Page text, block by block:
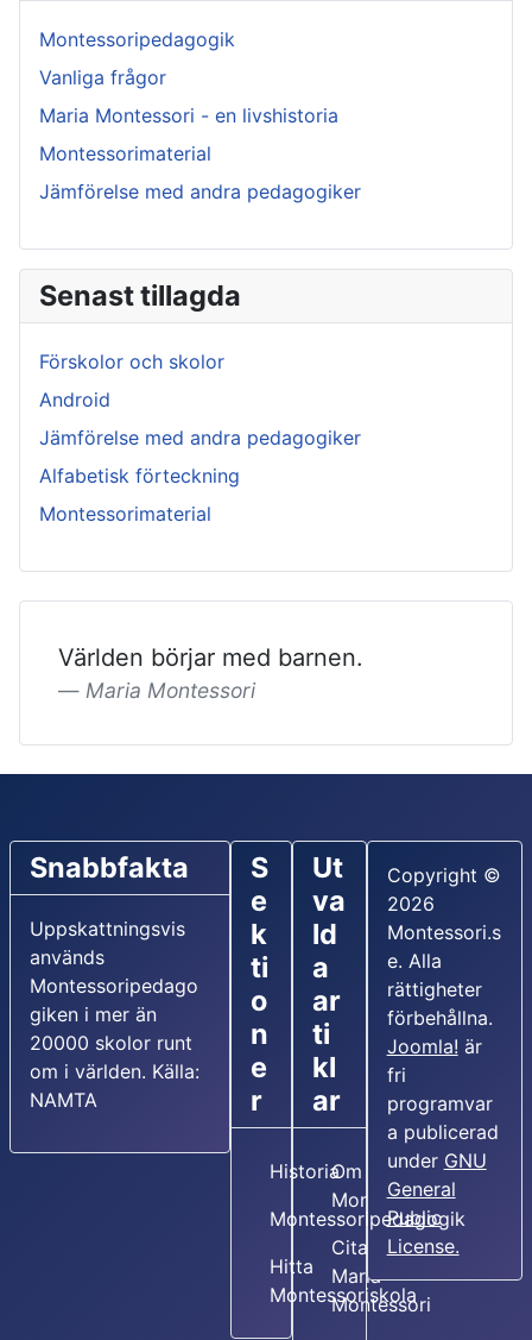
Montessoripedagogik
Vanliga frågor
Maria Montessori - en livshistoria
Montessorimaterial
Jämförelse med andra pedagogiker
Senast tillagda
Förskolor och skolor
Android
Jämförelse med andra pedagogiker
Alfabetisk förteckning
Montessorimaterial
Världen börjar med barnen.
Maria Montessori
Snabbfakta
Uppskattningsvis
används
Montessoripedago
giken i mer än
20000 skolor runt
om i världen. Källa:
NAMTA
S
e
k
ti
o
n
e
r
Historia
Montessoripedagogik
Hitta
Montessoriskola
Ut
va
ld
a
ar
ti
kl
ar
Om Maria
Montessori
Citat av
Maria
Montessori
Copyright ©
2026
Montessori.s
e. Alla
rättigheter
förbehållna.
Joomla! är
fri
programvar
a publicerad
under GNU
General
Public
License.